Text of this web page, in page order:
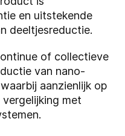
en uitstekende
deeltjesreductie.
of collectieve
van nano-
aanzienlijk op
met